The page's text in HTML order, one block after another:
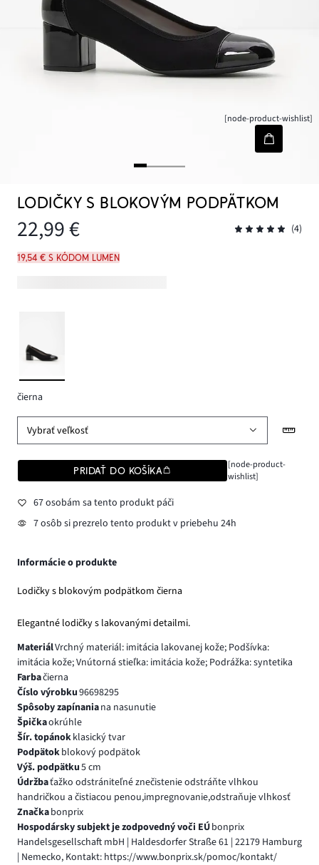
[node-product-wishlist]
LODIČKY S BLOKOVÝM PODPÄTKOM
22,99 € (4)
19,54 € s kódom LUMEN
čierna
Vybrať veľkosť
PRIDAŤ DO KOŠÍKA
[node-product-
wishlist]
67 osobám sa tento produkt páči
7 osôb si prezrelo tento produkt v priebehu 24h
Informácie o produkte
Lodičky s blokovým podpätkom čierna
Elegantné lodičky s lakovanými detailmi.
MateriálVrchný materiál: imitácia lakovanej kože; Podšívka:
imitácia kože; Vnútorná stieľka: imitácia kože; Podrážka: syntetika
Farbačierna
Číslo výrobku96698295
Spôsoby zapínaniana nasunutie
Špičkaokrúhle
Šír. topánokklasický tvar
Podpätokblokový podpätok
Výš. podpätku5 cm
Údržbaťažko odstrániteľné znečistenie odstráňte vlhkou
handričkou a čistiacou penou,impregnovanie,odstraňuje vlhkosť
Značkabonprix
Hospodársky subjekt je zodpovedný voči EÚbonprix
Handelsgesellschaft mbH | Haldesdorfer Straße 61 | 22179 Hamburg
| Nemecko, Kontakt: https://www.bonprix.sk/pomoc/kontakt/